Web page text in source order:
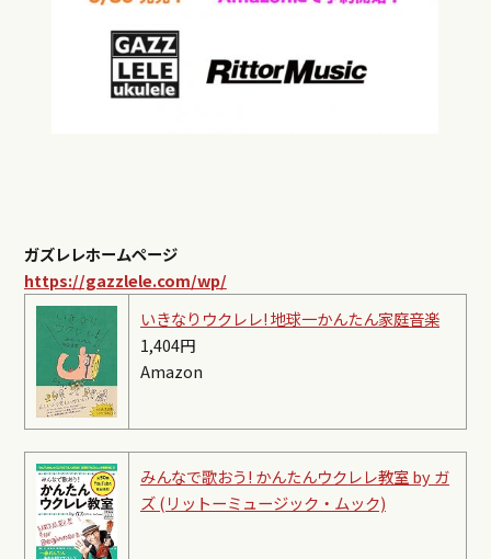
ガズレレホームページ
https://gazzlele.com/wp/
いきなりウクレレ! 地球一かんたん家庭音楽
1,404円
Amazon
みんなで歌おう! かんたんウクレレ教室 by ガ
ズ (リットーミュージック・ムック)